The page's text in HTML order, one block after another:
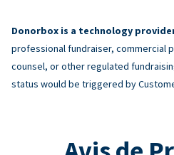
Donorbox is a technology
professional fundraiser, commercial
counsel, or other regulated
status would be triggered by